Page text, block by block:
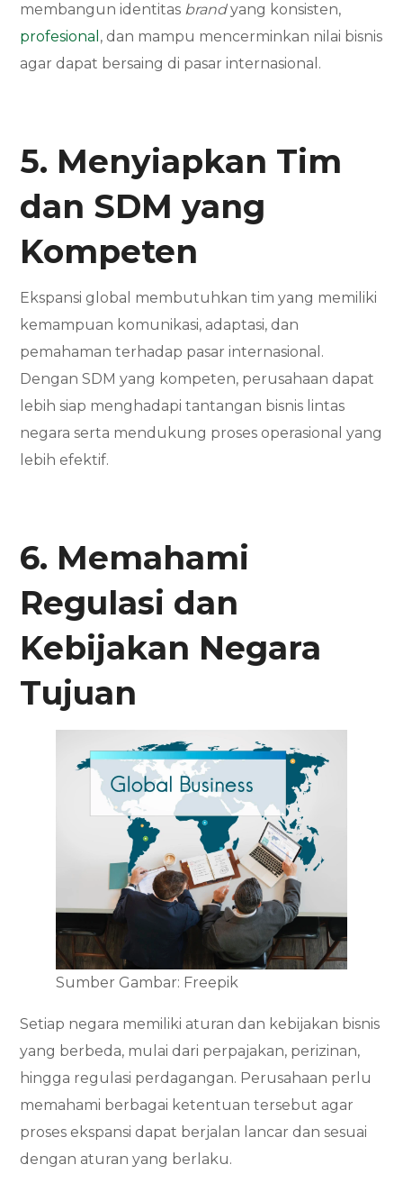
membangun identitas brandyang konsisten,
profesional , dan mampu mencerminkan nilai bisnis
agar dapat bersaing di pasar internasional.
5. Menyiapkan Tim
dan SDM yang
Kompeten
Ekspansi global membutuhkan tim yang memiliki
kemampuan komunikasi, adaptasi, dan
pemahaman terhadap pasar internasional.
Dengan SDM yang kompeten, perusahaan dapat
lebih siap menghadapi tantangan bisnis lintas
negara serta mendukung proses operasional yang
lebih efektif.
6. Memahami
Regulasi dan
Kebijakan Negara
Tujuan
Sumber Gambar: Freepik
Setiap negara memiliki aturan dan kebijakan bisnis
yang berbeda, mulai dari perpajakan, perizinan,
hingga regulasi perdagangan. Perusahaan perlu
memahami berbagai ketentuan tersebut agar
proses ekspansi dapat berjalan lancar dan sesuai
dengan aturan yang berlaku.